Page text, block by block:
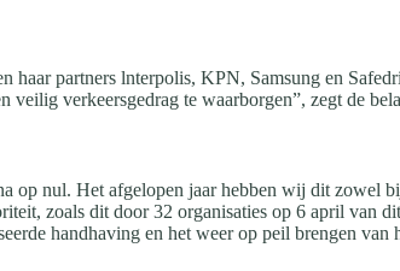
partners lnterpolis, KPN, Samsung en
verkeersgedrag te waarborgen”, zegt de
nul. Het afgelopen jaar hebben wij dit zowel
zoals dit door 32 organisaties op 6 april van
handhaving en het weer op peil brengen van